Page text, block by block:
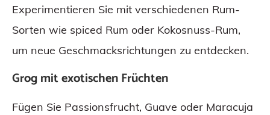
Experimentieren Sie mit verschiedenen Rum-
Sorten wie spiced Rum oder Kokosnuss-Rum,
um neue Geschmacksrichtungen zu entdecken.
Grog mit exotischen Früchten
Fügen Sie Passionsfrucht, Guave oder Maracuja